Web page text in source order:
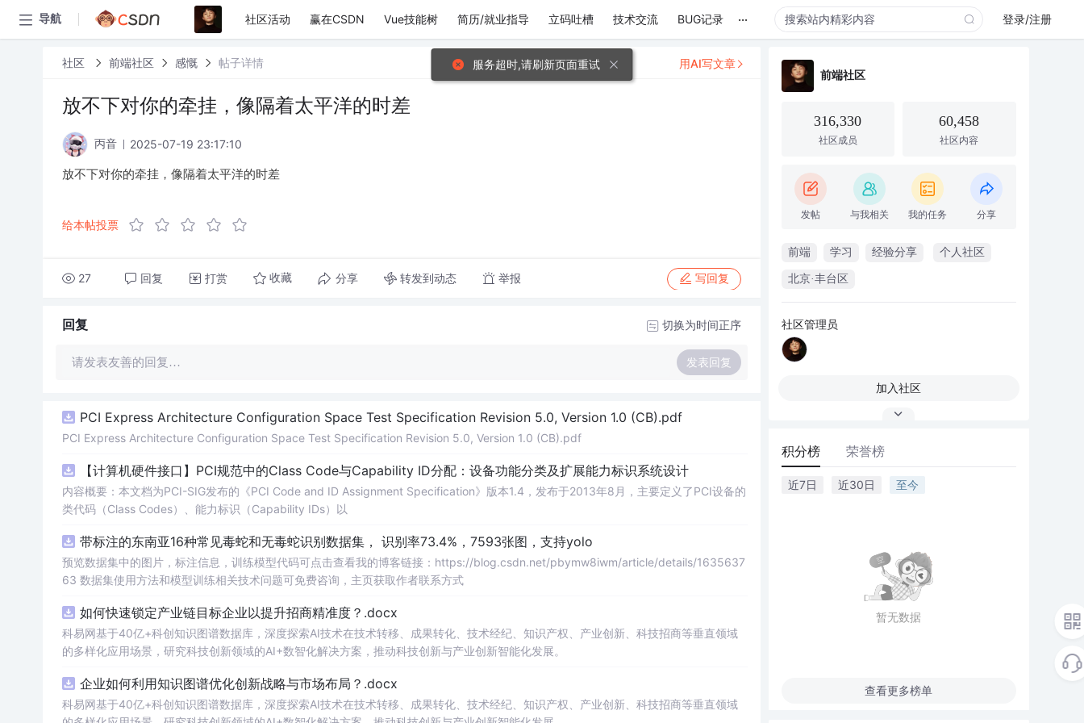
导航 社区活动 赢在CSDN Vue技能树 简历/就业指导 立码吐槽 技术交流 BUG记录 ... 登录/注册
社区 前端社区 感慨 帖子详情
放不下对你的牵挂，像隔着太平洋的时差
丙音 2025-07-19 23:17:10
放不下对你的牵挂，像隔着太平洋的时差
给本帖投票
27 回复 打赏 收藏 分享 转发到动态 举报 写回复
用AI写文章
回复 切换为时间正序
请发表友善的回复… 发表回复
PCI Express Architecture Configuration Space Test Specification Revision 5.0, Version 1.0 (CB).pdf
PCI Express Architecture Configuration Space Test Specification Revision 5.0, Version 1.0 (CB).pdf
【计算机硬件接口】PCI规范中的Class Code与Capability ID分配：设备功能分类及扩展能力标识系统设计
内容概要：本文档为PCI-SIG发布的《PCI Code and ID Assignment Specification》版本1.4，发布于2013年8月，主要定义了PCI设备的
类代码（Class Codes）、能力标识（Capability IDs）以
带标注的东南亚16种常见毒蛇和无毒蛇识别数据集， 识别率73.4%，7593张图，支持yolo
预览数据集中的图片，标注信息，训练模型代码可点击查看我的博客链接：https://blog.csdn.net/pbymw8iwm/article/details/1635637
63 数据集使用方法和模型训练相关技术问题可免费咨询，主页获取作者联系方式
如何快速锁定产业链目标企业以提升招商精准度？.docx
科易网基于40亿+科创知识图谱数据库，深度探索AI技术在技术转移、成果转化、技术经纪、知识产权、产业创新、科技招商等垂直领域
的多样化应用场景，研究科技创新领域的AI+数智化解决方案，推动科技创新与产业创新智能化发展。
企业如何利用知识图谱优化创新战略与市场布局？.docx
科易网基于40亿+科创知识图谱数据库，深度探索AI技术在技术转移、成果转化、技术经纪、知识产权、产业创新、科技招商等垂直领域
前端社区
316,330
社区成员
60,458
社区内容
发帖 与我相关 我的任务 分享
前端 学习 经验分享 个人社区
北京·丰台区
社区管理员
加入社区
积分榜 荣誉榜
近7日 近30日 至今
暂无数据
查看更多榜单
服务超时,请刷新页面重试